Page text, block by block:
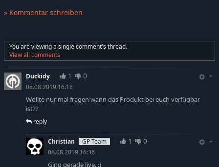
» Kommentar schreiben
You are viewing a single comment's thread.
View all comments
Duckidy 1 0
08.08.2019 16:18
Wollte nur mal fragen wann das Produkt bei euch verfügbar
ist??
reply
Christian GP Team 1 0
08.08.2019 16:36
Ging gerade live. :)